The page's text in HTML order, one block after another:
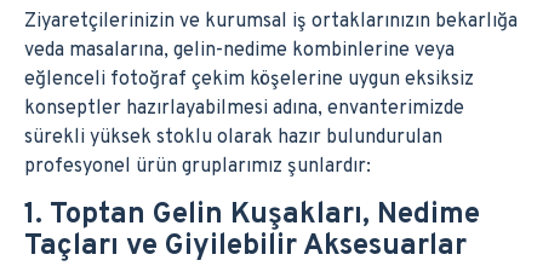
Ziyaretçilerinizin ve kurumsal iş ortaklarınızın bekarlığa
veda masalarına, gelin-nedime kombinlerine veya
eğlenceli fotoğraf çekim köşelerine uygun eksiksiz
konseptler hazırlayabilmesi adına, envanterimizde
sürekli yüksek stoklu olarak hazır bulundurulan
profesyonel ürün gruplarımız şunlardır:
1. Toptan Gelin Kuşakları, Nedime
Taçları ve Giyilebilir Aksesuarlar